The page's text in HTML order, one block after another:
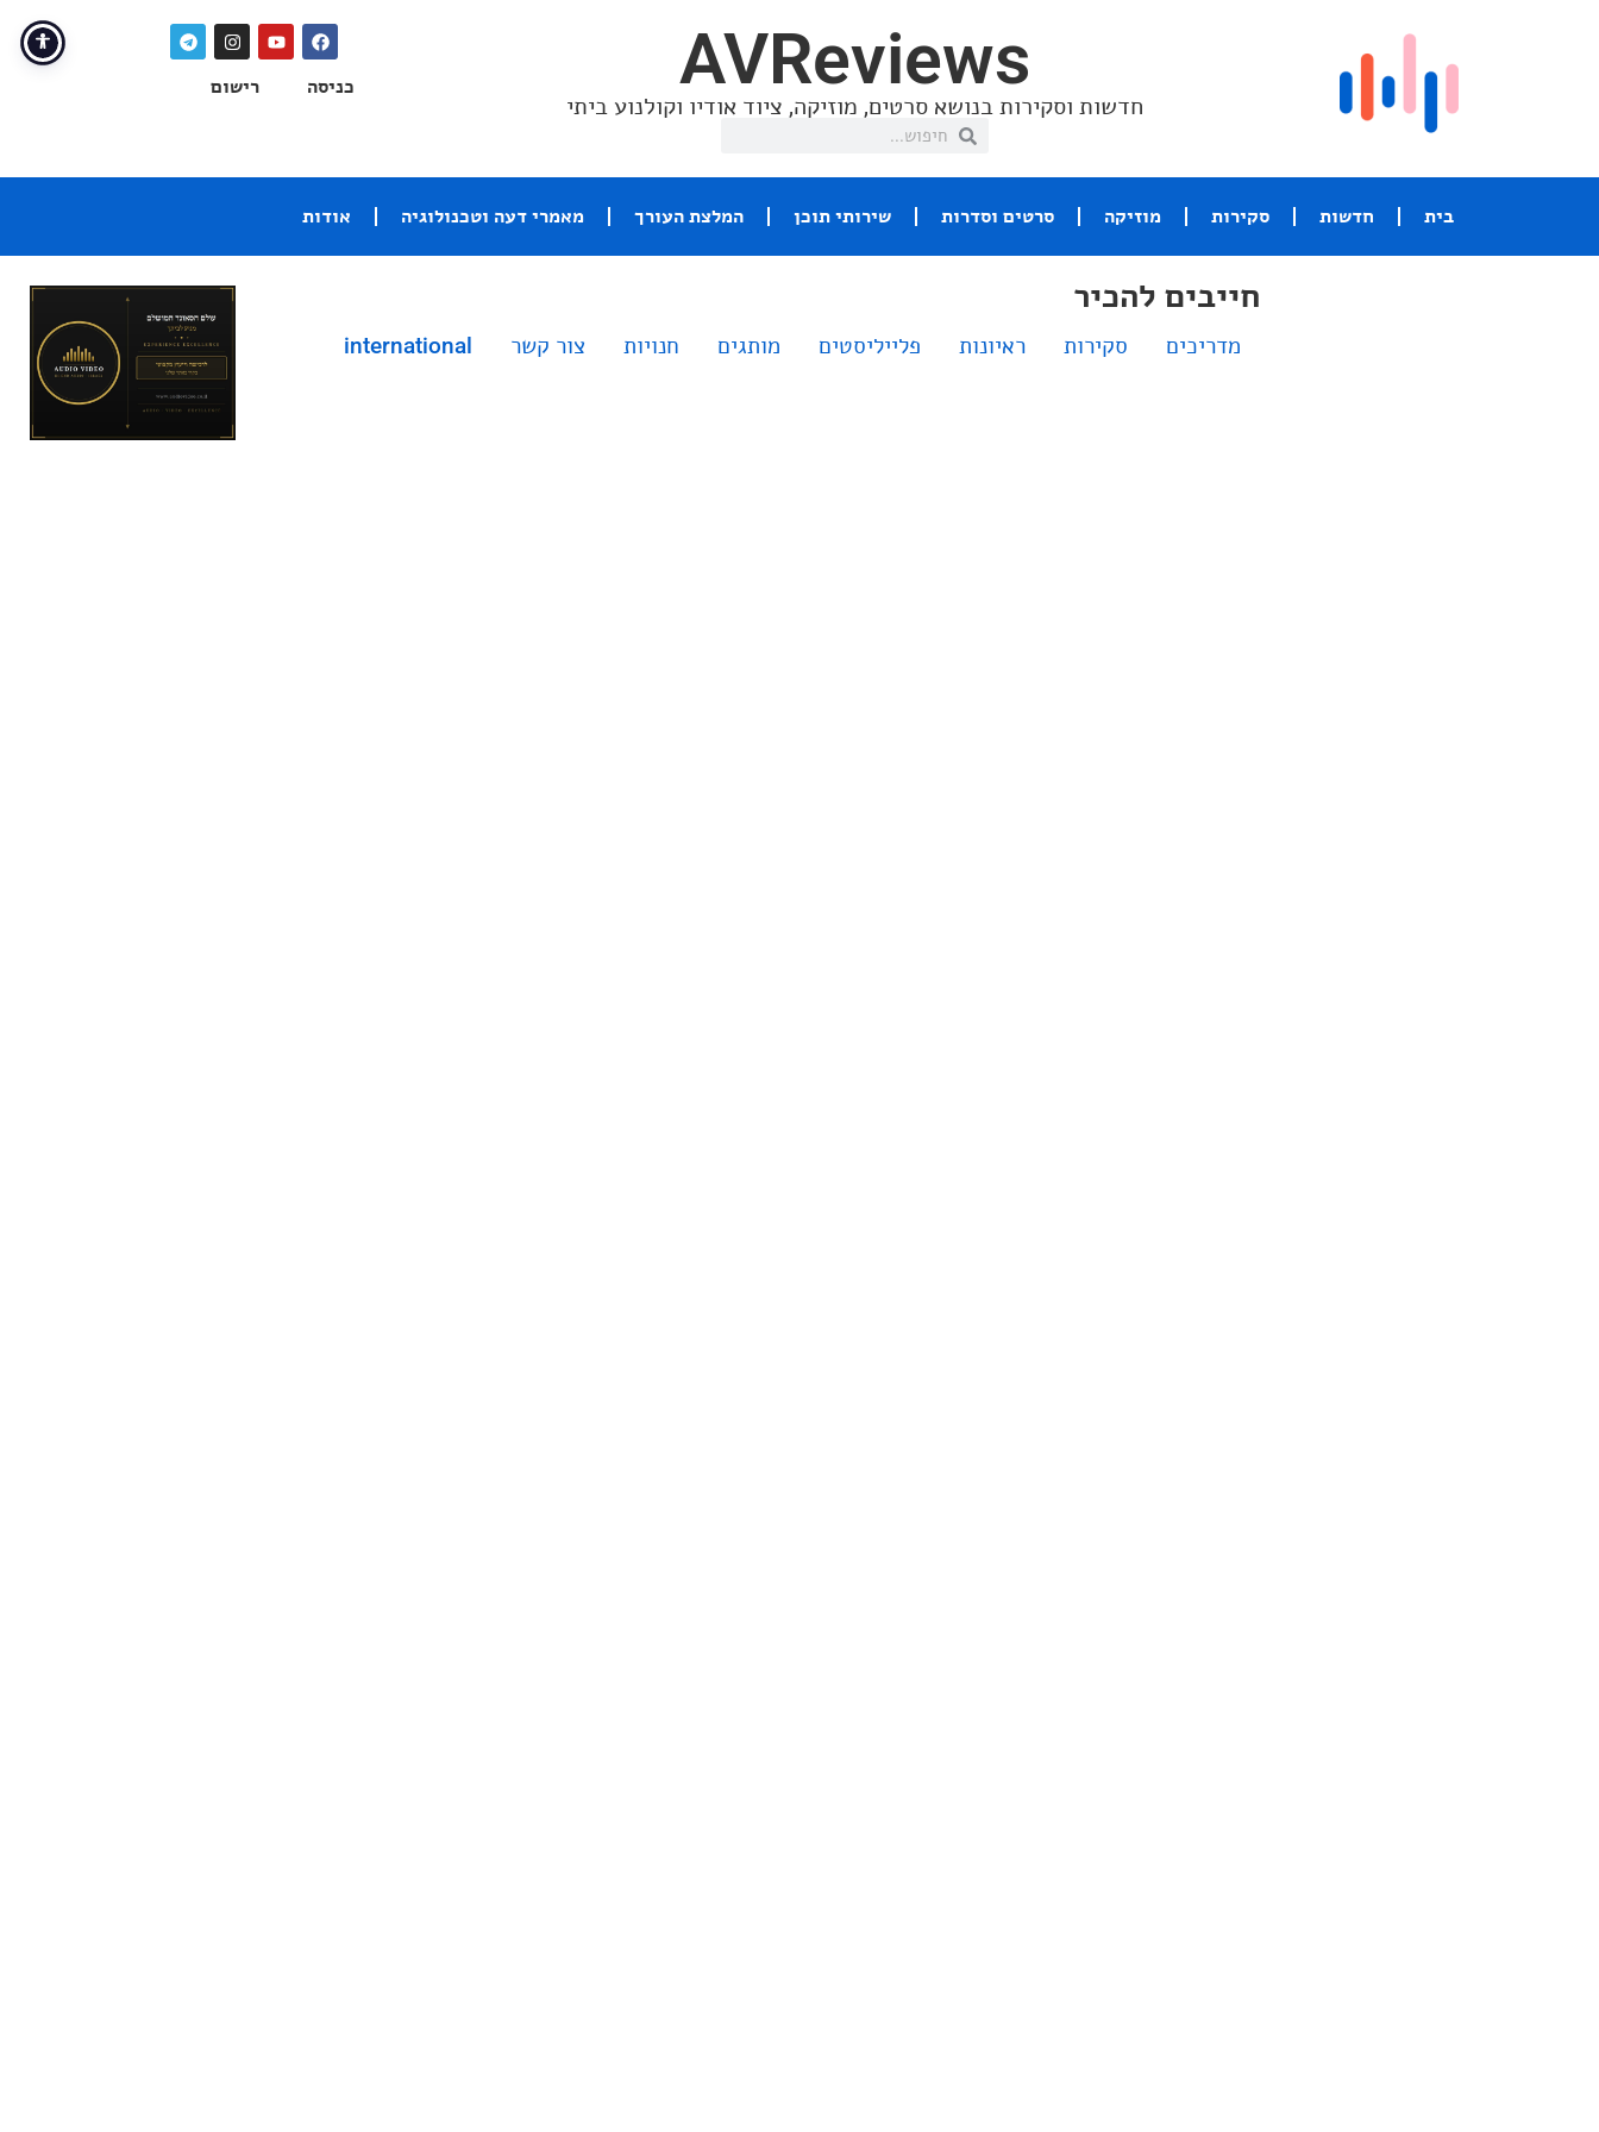
AVReviews
חדשות וסקירות בנושא סרטים, מוזיקה, ציוד אודיו וקולנוע ביתי
כניסה רישום
בית חדשות סקירות מוזיקה סרטים וסדרות שירותי תוכן המלצת העורך מאמרי דעה וטכנולוגיה אודות
חייבים להכיר
מדריכים סקירות ראיונות פלייליסטים מותגים חנויות צור קשר international